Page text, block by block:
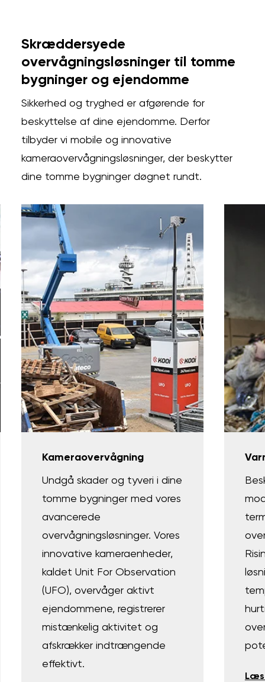
Skræddersyede
overvågningsløsninger til tomme
bygninger og ejendomme
Sikkerhed og tryghed er afgørende for
beskyttelse af dine ejendomme. Derfor
tilbyder vi mobile og innovative
kameraovervågningsløsninger, der beskytter
dine tomme bygninger døgnet rundt.
Kameraovervågning
Undgå skader og tyveri i dine
tomme bygninger med vores
avancerede
overvågningsløsninger. Vores
innovative kameraenheder,
kaldet Unit For Observation
(UFO), overvåger aktivt
ejendommene, registrerer
mistænkelig aktivitet og
afskrækker indtrængende
effektivt.